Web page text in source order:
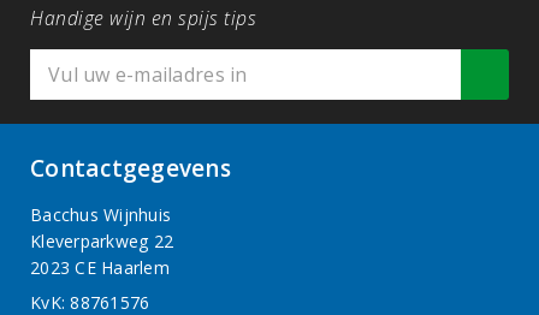
Handige wijn en spijs tips
Contactgegevens
Bacchus Wijnhuis
Kleverparkweg 22
2023 CE Haarlem
KvK: 88761576